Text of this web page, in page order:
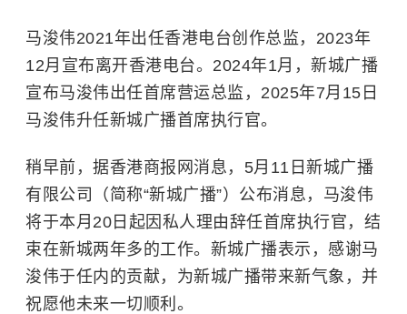
马浚伟2021年出任香港电台创作总监，2023年
12月宣布离开香港电台。2024年1月，新城广播
宣布马浚伟出任首席营运总监，2025年7月15日
马浚伟升任新城广播首席执行官。
稍早前，据香港商报网消息，5月11日新城广播
有限公司（简称“新城广播”）公布消息，马浚伟
将于本月20日起因私人理由辞任首席执行官，结
束在新城两年多的工作。新城广播表示，感谢马
浚伟于任内的贡献，为新城广播带来新气象，并
祝愿他未来一切顺利。